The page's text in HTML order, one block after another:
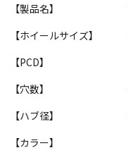
【製品名】
【ホイールサイズ】
【PCD】
【穴数】
【ハブ径】
【カラー】